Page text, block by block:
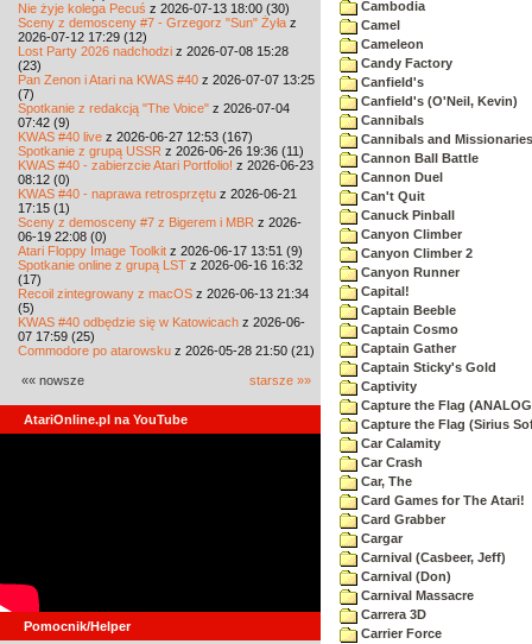
Nie żyje kolega Pecuś z 2026-07-13 18:00 (30)
Sceny z demosceny #7 - Grzegorz "Sun" Żyła z
2026-07-12 17:29 (12)
Lost Party 2026 nadchodzi z 2026-07-08 15:28
(23)
Pan Zenon i Atari na KWAS #40 z 2026-07-07 13:25
(7)
Spotkanie z redakcją "The Voice" z 2026-07-04
07:42 (9)
KWAS #40 live z 2026-06-27 12:53 (167)
Spotkanie z grupą USSR z 2026-06-26 19:36 (11)
KWAS #40 - zabierzcie Atari Portfolio! z 2026-06-23
08:12 (0)
KWAS #40 - naprawa retrosprzętu z 2026-06-21
17:15 (1)
Sceny z demosceny #7 z Bigerem i MBR z 2026-
06-19 22:08 (0)
Atari Floppy Image Toolkit z 2026-06-17 13:51 (9)
Spotkanie online z grupą LST z 2026-06-16 16:32
(17)
Recoil zintegrowany z macOS z 2026-06-13 21:34
(5)
KWAS #40 odbędzie się w Katowicach z 2026-06-
07 17:59 (25)
Commodore po atarowsku z 2026-05-28 21:50 (21)
«« nowsze starsze »»
AtariOnline.pl na YouTube
Pomocnik/Helper
Cambodia
Camel
Cameleon
Candy Factory
Canfield's
Canfield's (O'Neil, Kevin)
Cannibals
Cannibals and Missionaries
Cannon Ball Battle
Cannon Duel
Can't Quit
Canuck Pinball
Canyon Climber
Canyon Climber 2
Canyon Runner
Capital!
Captain Beeble
Captain Cosmo
Captain Gather
Captain Sticky's Gold
Captivity
Capture the Flag
Capture the Flag (Sirius
Car Calamity
Car Crash
Car, The
Card Games for The Atari!
Card Grabber
Cargar
Carnival (Casbeer, Jeff)
Carnival (Don)
Carnival Massacre
Carrera 3D
Carrier Force